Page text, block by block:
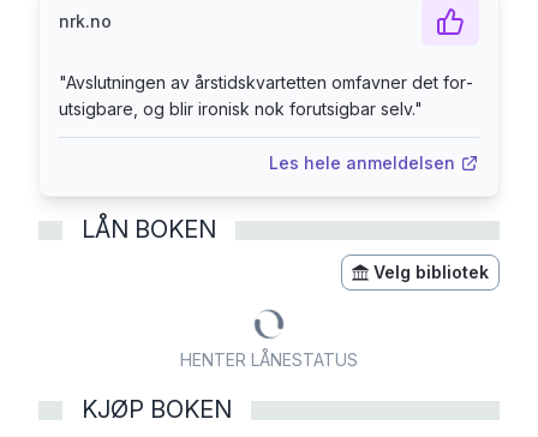
nrk.no
"Avslutningen av års­tids­kvartetten om­favner det for­
ut­sigbare, og blir ironisk nok forutsigbar selv."
Les hele anmeldelsen
LÅN BOKEN
Velg bibliotek
HENTER LÅNESTATUS
KJØP BOKEN